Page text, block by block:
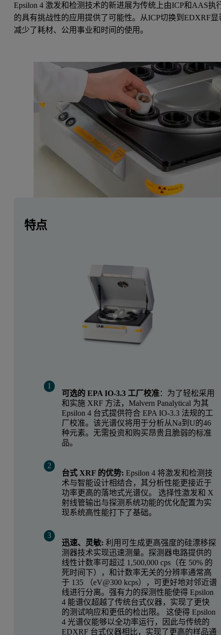
Epsilon 4 激发和检测技术的新进展为传统上由ICP和AAS执
的具有挑战性的应用提供了可能性。从ICP切换到EDXRF显
减少了耗材、公用事业和时间的使用。
特点
可选的 EPA IO-3.3 工厂校准：为了轻松采用
和实施 XRF 方法，Malvern Panalytical 为其
Epsilon 4 台式提供符合 EPA IO-3.3 法规的工
厂校准。该光谱仪将用于分析从Na到U的46
种元素。无需投资和购买昂贵且脆弱的标准
品。
台式 XRF 的优势: Epsilon 4 将激发和检测技
术与智能设计相结合，其分析性能更接近于
功率更高的落地式光谱仪。 选择性激发和 X
射线管输出与探测系统功能的优化配置为实
现系统高性能打下了基础。
迅速、灵敏: 利用可生成更高强度的硅漂移探
测器技术实现迅速测量。探测器电路提供的
线性计数率可超过 1,500,000 cps（在 50% 的
死时间下），和计数率无关的分辨率通常高
于 135 （eV@300 kcps），可更好地对邻近谱
线进行分离。强有力的探测性能使得 Epsilon
4 能谱仪超越了传统台式仪器，实现了更快
的测试响应和更低的检出限。 这使得 Epsilon
4 光谱仪能够以全功率运行，因此与传统的
EDXRF 台式仪器相比，实现了更高的样品通